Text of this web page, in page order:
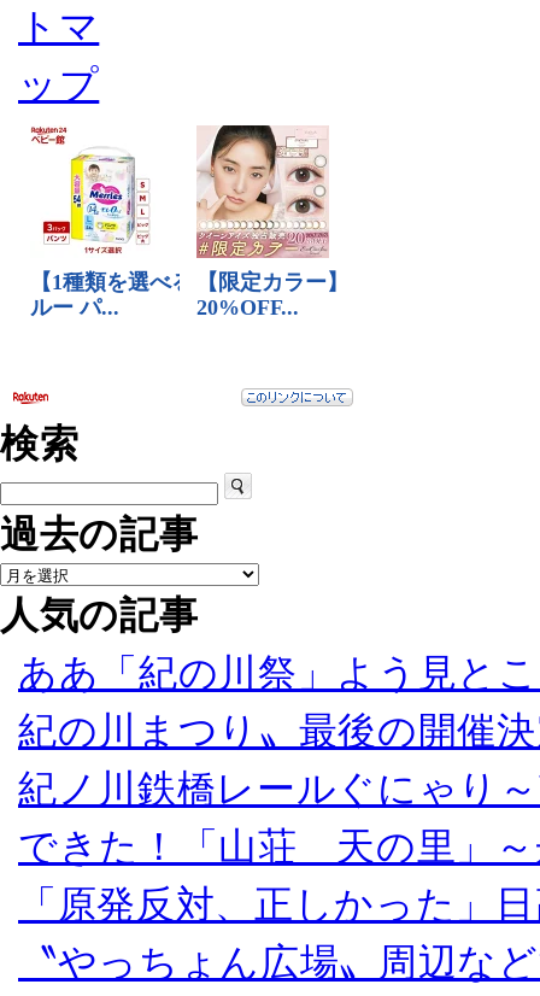
検索
過去の記事
人気の記事
ああ「紀の川祭」よう見と
紀の川まつり〟最後の開催
紀ノ川鉄橋レールぐにゃり
できた！「山荘 天の里」～
「原発反対、正しかった」
〝やっちょん広場〟周辺な